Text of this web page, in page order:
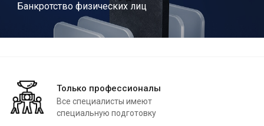
Банкротство физических лиц
Только профессионалы
Все специалисты имеют
специальную подготовку